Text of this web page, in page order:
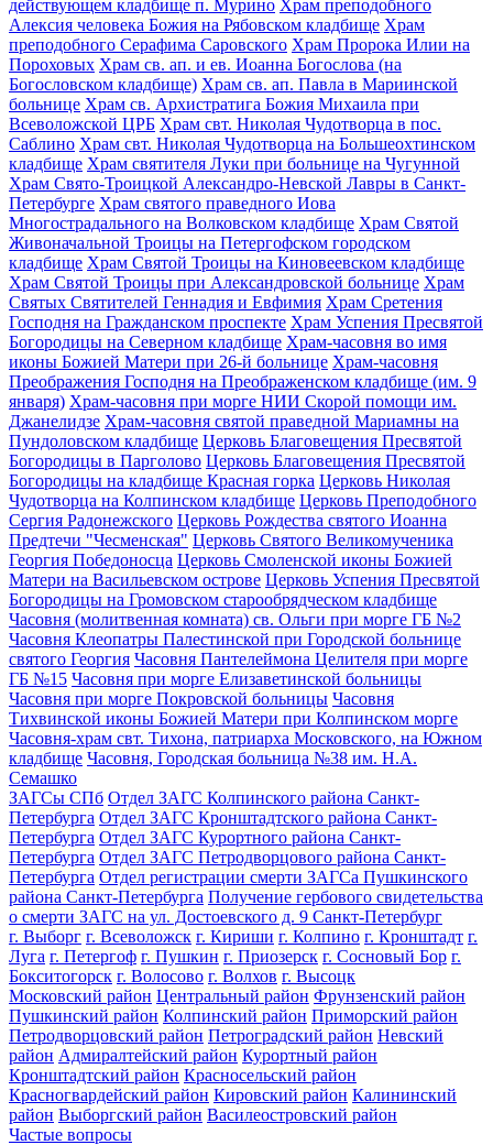
действующем кладбище п. Мурино Храм преподобного
Алексия человека Божия на Рябовском кладбище Храм
преподобного Серафима Саровского Храм Пророка Илии на
Пороховых Храм св. ап. и ев. Иоанна Богослова (на
Богословском кладбище) Храм св. ап. Павла в Мариинской
больнице Храм св. Архистратига Божия Михаила при
Всеволожской ЦРБ Храм свт. Николая Чудотворца в пос.
Саблино Храм свт. Николая Чудотворца на Большеохтинском
кладбище Храм святителя Луки при больнице на Чугунной
Храм Свято-Троицкой Александро-Невской Лавры в Санкт-
Петербурге Храм святого праведного Иова
Многострадального на Волковском кладбище Храм Святой
Живоначальной Троицы на Петергофском городском
кладбище Храм Святой Троицы на Киновеевском кладбище
Храм Святой Троицы при Александровской больнице Храм
Святых Святителей Геннадия и Евфимия Храм Сретения
Господня на Гражданском проспекте Храм Успения Пресвятой
Богородицы на Северном кладбище Храм-часовня во имя
иконы Божией Матери при 26-й больнице Храм-часовня
Преображения Господня на Преображенском кладбище (им. 9
января) Храм-часовня при морге НИИ Скорой помощи им.
Джанелидзе Храм-часовня святой праведной Мариамны на
Пундоловском кладбище Церковь Благовещения Пресвятой
Богородицы в Парголово Церковь Благовещения Пресвятой
Богородицы на кладбище Красная горка Церковь Николая
Чудотворца на Колпинском кладбище Церковь Преподобного
Сергия Радонежского Церковь Рождества святого Иоанна
Предтечи "Чесменская" Церковь Святого Великомученика
Георгия Победоносца Церковь Смоленской иконы Божией
Матери на Васильевском острове Церковь Успения Пресвятой
Богородицы на Громовском старообрядческом кладбище
Часовня (молитвенная комната) св. Ольги при морге ГБ №2
Часовня Клеопатры Палестинской при Городской больнице
святого Георгия Часовня Пантелеймона Целителя при морге
ГБ №15 Часовня при морге Елизаветинской больницы
Часовня при морге Покровской больницы Часовня
Тихвинской иконы Божией Матери при Колпинском морге
Часовня-храм свт. Тихона, патриарха Московского, на Южном
кладбище Часовня, Городская больница №38 им. Н.А.
Семашко
ЗАГСы СПб Отдел ЗАГС Колпинского района Санкт-
Петербурга Отдел ЗАГС Кронштадтского района Санкт-
Петербурга Отдел ЗАГС Курортного района Санкт-
Петербурга Отдел ЗАГС Петродворцового района Санкт-
Петербурга Отдел регистрации смерти ЗАГСа Пушкинского
района Санкт-Петербурга Получение гербового свидетельства
о смерти ЗАГС на ул. Достоевского д. 9 Санкт-Петербург
г. Выборг г. Всеволожск г. Кириши г. Колпино г. Кронштадт г.
Луга г. Петергоф г. Пушкин г. Приозерск г. Сосновый Бор г.
Бокситогорск г. Волосово г. Волхов г. Высоцк
Московский район Центральный район Фрунзенский район
Пушкинский район Колпинский район Приморский район
Петродворцовский район Петроградский район Невский
район Адмиралтейский район Курортный район
Кронштадтский район Красносельский район
Красногвардейский район Кировский район Калининский
район Выборгский район Василеостровский район
Частые вопросы